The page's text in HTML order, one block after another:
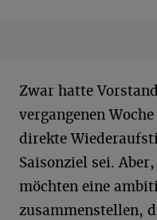
Zwar hatte
vergangenen
direkte
Saisonziel sei.
möchten eine
zusammenstellen,